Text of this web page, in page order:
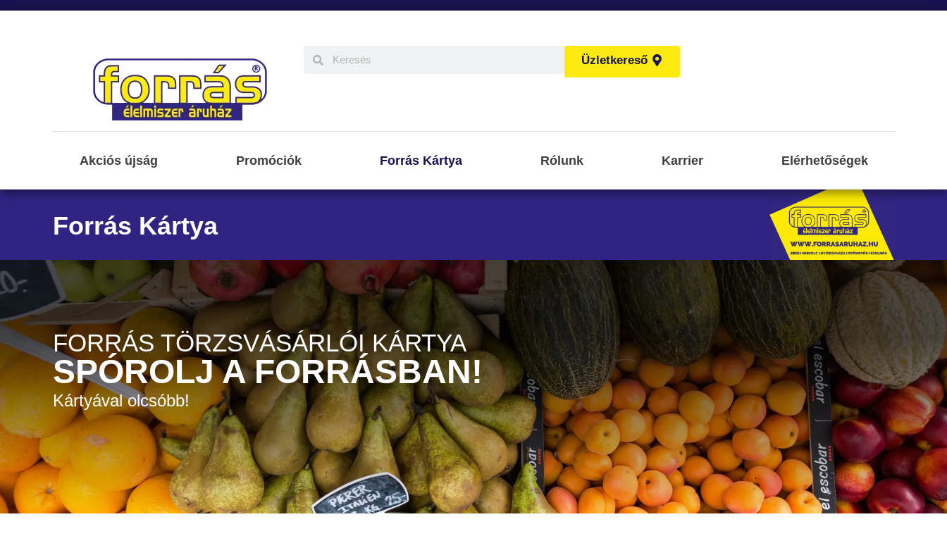
Üzletkereső
Akciós újság Promóciók Forrás Kártya Rólunk Karrier Elérhetőségek
Forrás Kártya
FORRÁS TÖRZSVÁSÁRLÓI KÁRTYA
SPÓROLJ A FORRÁSBAN!
Kártyával olcsóbb!